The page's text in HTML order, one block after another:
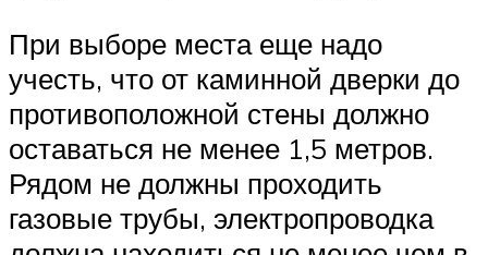
При выборе места еще надо
учесть, что от каминной дверки до
противоположной стены должно
оставаться не менее 1,5 метров.
Рядом не должны проходить
газовые трубы, электропроводка